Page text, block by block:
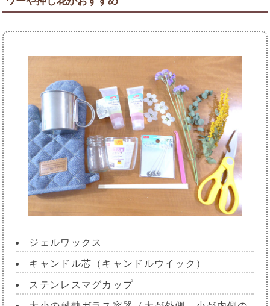
ジェルワックス
キャンドル芯（キャンドルウイック）
ステンレスマグカップ